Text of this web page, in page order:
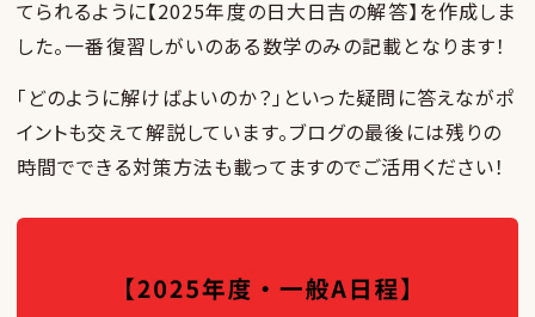
てられるように【2025年度の日大日吉の解答】を作成しま
した。一番復習しがいのある数学のみの記載となります！
「どのように解けばよいのか？」といった疑問に答えながポ
イントも交えて解説しています。ブログの最後には残りの
時間でできる対策方法も載ってますのでご活用ください！